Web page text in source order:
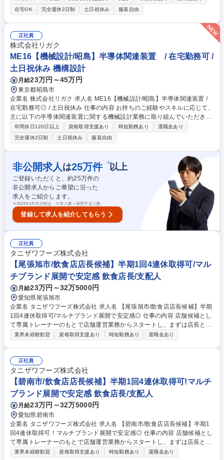
を通じ、事業拡大を牽引する役割です。 お持ちの技術営業経験を活かし、
ご活躍いただくことを期待します。 【詳細】製品紹介、仕様打合せ、見
積、受注や売上管理など営業活動全般。必要に応じて代理店・顧客訪問、
学会・展示会等への出張(海外月0～1回程度)を行い、市場調査や販売戦略
の立案・実行も担います。 【教育】最初の半年から1年は国内営業として
製品知識を深め、先輩との同行OJTを通じて装置に慣れていただくため、
海外営業未経験でも安心です。 募集職種 SA06【海外営業/新宿】業界未経
験OK◎／X線分析装置トップメーカー
在宅OK
完全週休2日制 土日祝休み 服装自由
正社員
株式会社リガク
ME16【機械設計/昭島】半導体関連装置 / 在宅勤務可 /
土日祝休み 機構設計
月給23万円～45万円
東京都昭島市
企業名 株式会社リガク 求人名 ME16【機械設計/昭島】半導体関連装置 /
在宅勤務可◎ / 土日祝休み 仕事の内容 お持ちのご経験やスキルに応じて、
主に以下の半導体関連装置に関する機械設計業務に取り組んでいただきま
す。段階的に経験や知識を深めながら最先端の新規製品開発に携わってい
ただきたいと考えています。 【詳細】■最先端半導体デバイスに対応した
新規装置開発 ■既存装置のパフォーマンス向上に向けた装置改良・改善 ■
お客様特注案件の仕様検討・カスタマイズ設計 等 ★最先端の半導体デバ
イス向け最新計測・検査技術の開発・設計に関わることができます。半導
体デバイスは、スマホ、PC、自動車、AIなどに使われ、現代社会の活動
源となっています。これに関わる業務ができることで充実感を味わうこと
ができます。 募集職種 ME16【機械設計/昭島】半導体関連装置 / 在宅勤務
可◎ / 土日祝休み
年間休日120日以上 資格取得支援あり 時短勤務あり
退職金あり
完全週休2日制
土日祝休み 服装自由
非公開求人 は25万件 ※以上
ご登録いただくと、約25万件の
非公開求人からご希望に沿った
求人をご紹介します。
※2026年3月31日時点 ※求人数＝採用予定人数
登録して求人を紹介してもらう
正社員
タニザワフーズ株式会社
【尾張旭市/飲食店店長候補】半期1回4連休取得可/マル
チブランド展開で安定感 飲食店長/支配人
月給23万円～32万5000円
愛知県尾張旭市
企業名 タニザワフーズ株式会社 求人名 【尾張旭市/飲食店店長候補】半期
1回4連休取得可/マルチブランド展開で安定感◎ 仕事の内容 店舗候補とし
て専属トレーナーのもとで店舗運営業務からスタートし、まずは店長とし
て必要なマネジメントを学び、キャリアを目指して頂きます。★入社2年
務などのキャリアパスが用意されています。 ★順調に店舗拡大が進んでお
り増員採用となります。★ 【教育研修】未経験の方でも安心して働き始め
られるようブランドごとにマニュアルやタブレット端末を使用した動画を
併用したトレーニングが受けれます。 募集職種 【尾張旭市/飲食店店長候
補】半期1回4連休取得可/マルチブランド展開で安定感◎
業界未経験歓迎 資格取得支援あり 時短勤務あり 退職金あり
正社員
タニザワフーズ株式会社
【碧南市/飲食店店長候補】半期1回4連休取得可!マルチ
ブランド展開で安定感 飲食店長/支配人
月給23万円～32万5000円
愛知県碧南市
企業名 タニザワフーズ株式会社 求人名 【碧南市/飲食店店長候補】半期1
回4連休取得可！マルチブランド展開で安定感◎ 仕事の内容 店舗候補とし
て専属トレーナーのもとで店舗運営業務からスタートし、まずは店長とし
て必要なマネジメントを学び、キャリアを目指して頂きます。入社2年を
業界未経験歓迎 資格取得支援あり 時短勤務あり 退職金あり